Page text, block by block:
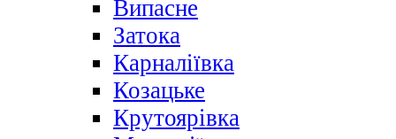
Випасне
Затока
Карналіївка
Козацьке
Крутоярівка